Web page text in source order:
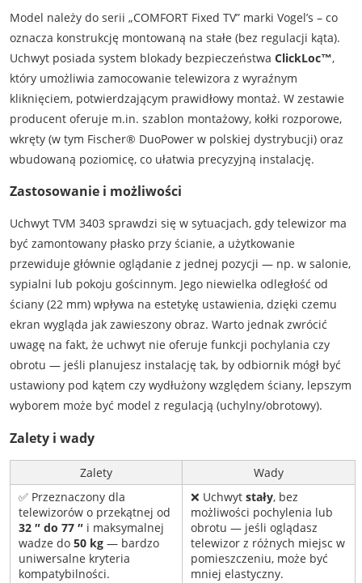
Model należy do serii „COMFORT Fixed TV” marki Vogel’s – co
oznacza konstrukcję montowaną na stałe (bez regulacji kąta).
Uchwyt posiada system blokady bezpieczeństwa ClickLoc™,
który umożliwia zamocowanie telewizora z wyraźnym
kliknięciem, potwierdzającym prawidłowy montaż. W zestawie
producent oferuje m.in. szablon montażowy, kołki rozporowe,
wkręty (w tym Fischer® DuoPower w polskiej dystrybucji) oraz
wbudowaną poziomicę, co ułatwia precyzyjną instalację.
Zastosowanie i możliwości
Uchwyt TVM 3403 sprawdzi się w sytuacjach, gdy telewizor ma
być zamontowany płasko przy ścianie, a użytkowanie
przewiduje głównie oglądanie z jednej pozycji — np. w salonie,
sypialni lub pokoju gościnnym. Jego niewielka odległość od
ściany (22 mm) wpływa na estetykę ustawienia, dzięki czemu
ekran wygląda jak zawieszony obraz. Warto jednak zwrócić
uwagę na fakt, że uchwyt nie oferuje funkcji pochylania czy
obrotu — jeśli planujesz instalację tak, by odbiornik mógł być
ustawiony pod kątem czy wydłużony względem ściany, lepszym
wyborem może być model z regulacją (uchylny/obrotowy).
Zalety i wady
Zalety
Wady
✅ Przeznaczony dla
telewizorów o przekątnej od
32 ″ do 77 ″i maksymalnej
wadze do 50 kg— bardzo
uniwersalne kryteria
kompatybilności.
❌ Uchwyt stały, bez
możliwości pochylenia lub
obrotu — jeśli oglądasz
telewizor z różnych miejsc w
pomieszczeniu, może być
mniej elastyczny.